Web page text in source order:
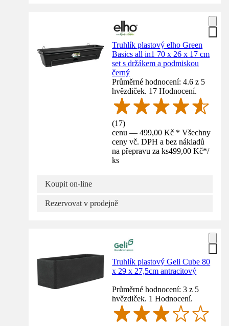
Truhlík plastový elho Green
Basics all in1 70 x 26 x 17 cm
set s držákem a podmiskou
černý
Průměrné hodnocení: 4.6 z 5
hvězdiček. 17 Hodnocení.
(17)
cenu — 499,00 Kč * Všechny
ceny vč. DPH a bez nákladů
na přepravu za ks499,00 Kč*/
ks
Koupit on-line
Rezervovat v prodejně
Truhlík plastový Geli Cube 80
x 29 x 27,5cm antracitový
Průměrné hodnocení: 3 z 5
hvězdiček. 1 Hodnocení.